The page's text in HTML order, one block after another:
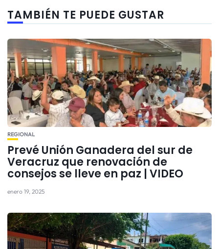
TAMBIÉN TE PUEDE GUSTAR
REGIONAL
Prevé Unión Ganadera del sur de
Veracruz que renovación de
consejos se lleve en paz | VIDEO
enero 19, 2025